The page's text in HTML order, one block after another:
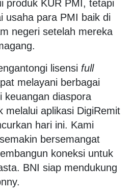
produk KUR PMI, tetapi
usaha para PMI baik di
negeri setelah mereka
lisensi full
melayani berbagai
keuangan diaspora
melalui aplikasi DigiRemit
hari ini. Kami
bersemangat
koneksi untuk
BNI siap mendukung